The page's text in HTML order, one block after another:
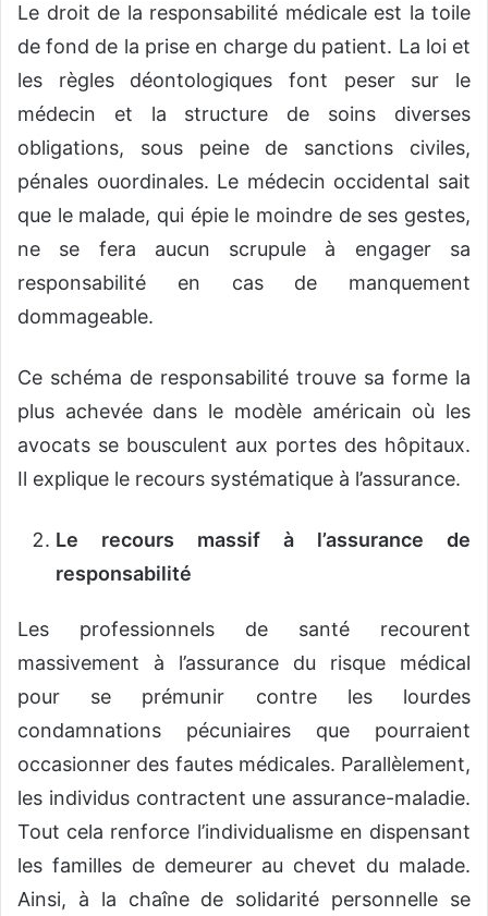
Le droit de la responsabilité médicale est la toile
de fond de la prise en charge du patient. La loi et
les règles déontologiques font peser sur le
médecin et la structure de soins diverses
obligations, sous peine de sanctions civiles,
pénales ouordinales. Le médecin occidental sait
que le malade, qui épie le moindre de ses gestes,
ne se fera aucun scrupule à engager sa
responsabilité en cas de manquement
dommageable.
Ce schéma de responsabilité trouve sa forme la
plus achevée dans le modèle américain où les
avocats se bousculent aux portes des hôpitaux.
Il explique le recours systématique à l’assurance.
Le recours massif à l’assurance de
responsabilité
Les professionnels de santé recourent
massivement à l’assurance du risque médical
pour se prémunir contre les lourdes
condamnations pécuniaires que pourraient
occasionner des fautes médicales. Parallèlement,
les individus contractent une assurance-maladie.
Tout cela renforce l’individualisme en dispensant
les familles de demeurer au chevet du malade.
Ainsi, à la chaîne de solidarité personnelle se